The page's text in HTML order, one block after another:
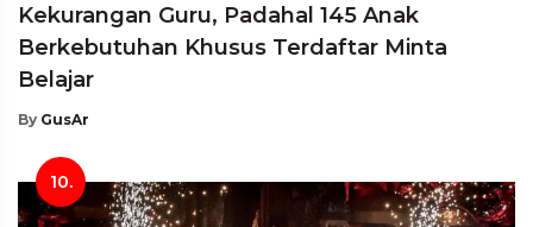
Kekurangan Guru, Padahal 145 Anak
Berkebutuhan Khusus Terdaftar Minta
Belajar
By GusAr
10.